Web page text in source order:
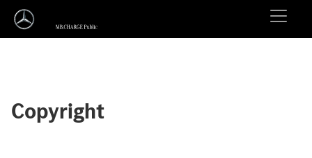
Copyright